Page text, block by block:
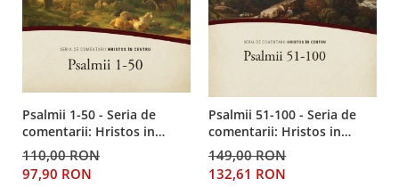
Psalmii 1-50 - Seria de
comentarii: Hristos in
centru
110,00 RON
97,90 RON
Psalmii 51-100 - Seria de
comentarii: Hristos in
centru
149,00 RON
132,61 RON